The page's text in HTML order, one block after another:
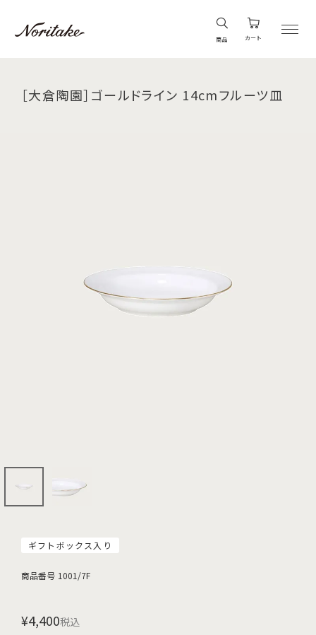
商品 カート
［大倉陶園］ゴールドライン 14cmフルーツ皿
ギフトボックス入り
商品番号 1001/7F
¥4,400税込